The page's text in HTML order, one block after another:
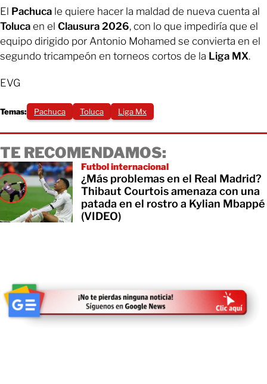
El Pachuca le quiere hacer la maldad de nueva cuenta al
Toluca en el Clausura 2026, con lo que impediría que el
equipo dirigido por Antonio Mohamed se convierta en el
segundo tricampeón en torneos cortos de la Liga MX.
EVG
Temas: Pachuca Toluca Liga Mx
TE RECOMENDAMOS:
Futbol internacional
¿Más problemas en el Real Madrid?
Thibaut Courtois amenaza con una
patada en el rostro a Kylian Mbappé
(VIDEO)